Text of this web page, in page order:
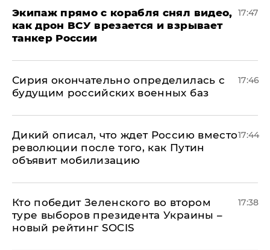
Экипаж прямо с корабля снял видео,
как дрон ВСУ врезается и взрывает
танкер России
17:47
Сирия окончательно определилась с
будущим российских военных баз
17:46
Дикий описал, что ждет Россию вместо
революции после того, как Путин
объявит мобилизацию
17:44
Кто победит Зеленского во втором
туре выборов президента Украины –
новый рейтинг SOCIS
17:38